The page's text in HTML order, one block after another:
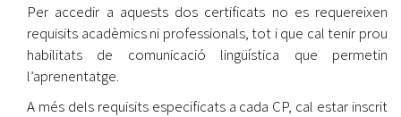
Per accedir a aquests dos certificats no es requereixen
requisits acadèmics ni professionals, tot i que cal tenir prou
habilitats de comunicació lingüística que permetin
l’aprenentatge.
A més dels requisits especificats a cada CP, cal estar inscrit